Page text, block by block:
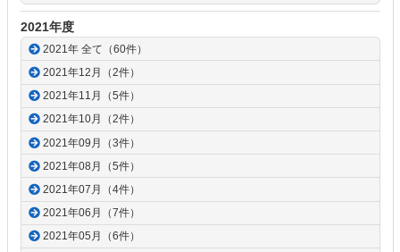
2021年度
2021年 全て（60件）
2021年12月（2件）
2021年11月（5件）
2021年10月（2件）
2021年09月（3件）
2021年08月（5件）
2021年07月（4件）
2021年06月（7件）
2021年05月（6件）